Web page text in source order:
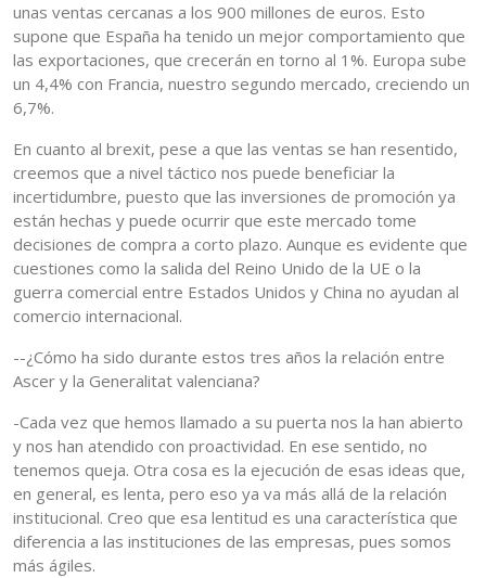
unas ventas cercanas a los 900 millones de euros. Esto
supone que España ha tenido un mejor comportamiento que
las exportaciones, que crecerán en torno al 1%. Europa sube
un 4,4% con Francia, nuestro segundo mercado, creciendo un
6,7%.
En cuanto al brexit, pese a que las ventas se han resentido,
creemos que a nivel táctico nos puede beneficiar la
incertidumbre, puesto que las inversiones de promoción ya
están hechas y puede ocurrir que este mercado tome
decisiones de compra a corto plazo. Aunque es evidente que
cuestiones como la salida del Reino Unido de la UE o la
guerra comercial entre Estados Unidos y China no ayudan al
comercio internacional.
--¿Cómo ha sido durante estos tres años la relación entre
Ascer y la Generalitat valenciana?
-Cada vez que hemos llamado a su puerta nos la han abierto
y nos han atendido con proactividad. En ese sentido, no
tenemos queja. Otra cosa es la ejecución de esas ideas que,
en general, es lenta, pero eso ya va más allá de la relación
institucional. Creo que esa lentitud es una característica que
diferencia a las instituciones de las empresas, pues somos
más ágiles.